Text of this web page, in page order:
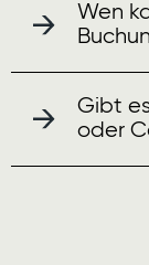
Wen
Gibt
oder